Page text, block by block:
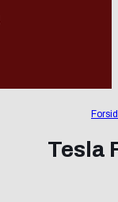
Tesla